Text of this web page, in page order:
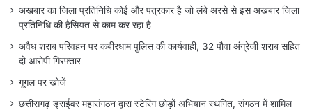
अखबार का जिला प्रतिनिधि कोई और पत्रकार है जो लंबे अरसे से इस अखबार जिला
प्रतिनिधि की हैसियत से काम कर रहा है
अवैध शराब परिवहन पर कबीरधाम पुलिस की कार्यवाही, 32 पौवा अंग्रेजी शराब सहित
दो आरोपी गिरफ्तार
गूगल पर खोजें
छत्तीसगढ़ ड्राईवर महासंगठन द्वारा स्टेरिंग छोड़ों अभियान स्थगित, संगठन में शामिल